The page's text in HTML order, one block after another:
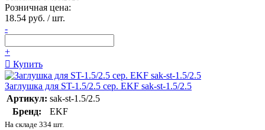
Розничная цена:
18.54 руб. / шт.
-
+
Купить
Заглушка для ST-1.5/2.5 сер. EKF sak-st-1.5/2.5
Артикул: sak-st-1.5/2.5
Бренд:
EKF
На складе 334 шт.